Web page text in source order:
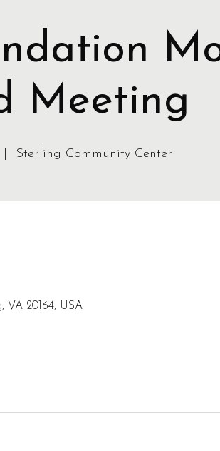
Meeting
Sterling Community Center
VA 20164, USA